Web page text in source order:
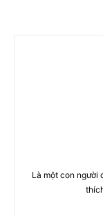
Là một con người